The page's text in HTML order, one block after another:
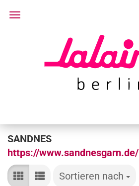
SANDNES
https://www.sandnesgarn.de/
Sortieren nach
Sortieren nach